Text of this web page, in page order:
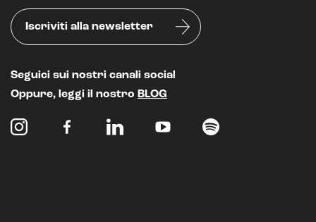
Iscriviti alla newsletter
Seguici sui nostri canali social
Oppure, leggi il nostro BLOG